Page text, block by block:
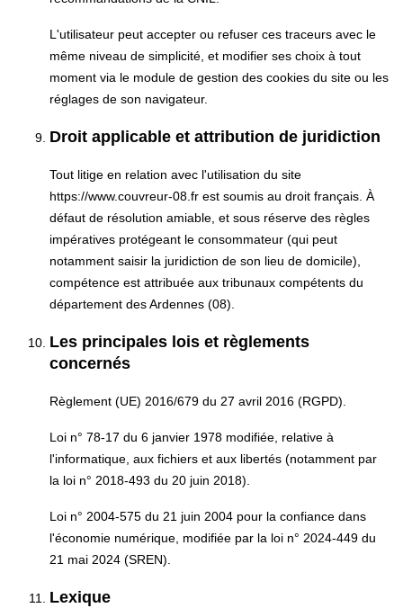
L'utilisateur peut accepter ou refuser ces traceurs avec le
même niveau de simplicité, et modifier ses choix à tout
moment via le module de gestion des cookies du site ou les
réglages de son navigateur.
Droit applicable et attribution de juridiction
Tout litige en relation avec l'utilisation du site
https://www.couvreur-08.fr est soumis au droit français. À
défaut de résolution amiable, et sous réserve des règles
impératives protégeant le consommateur (qui peut
notamment saisir la juridiction de son lieu de domicile),
compétence est attribuée aux tribunaux compétents du
département des Ardennes (08).
Les principales lois et règlements
concernés
Règlement (UE) 2016/679 du 27 avril 2016 (RGPD).
Loi n° 78-17 du 6 janvier 1978 modifiée, relative à
l'informatique, aux fichiers et aux libertés (notamment par
la loi n° 2018-493 du 20 juin 2018).
Loi n° 2004-575 du 21 juin 2004 pour la confiance dans
l'économie numérique, modifiée par la loi n° 2024-449 du
21 mai 2024 (SREN).
Lexique